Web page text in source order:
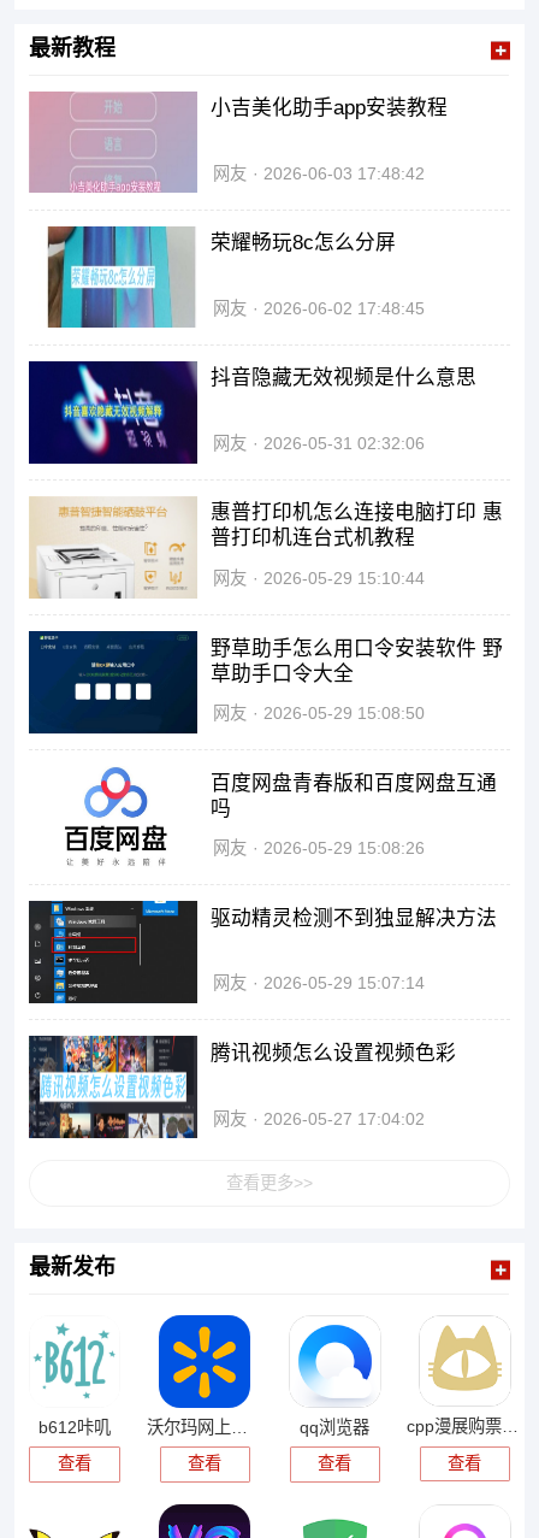
最新教程
小吉美化助手app安装教程
网友 2026-06-03 17:48:42
荣耀畅玩8c怎么分屏
网友 2026-06-02 17:48:45
抖音隐藏无效视频是什么意思
网友 2026-05-31 02:32:06
惠普打印机怎么连接电脑打印 惠
普打印机连台式机教程
网友 2026-05-29 15:10:44
野草助手怎么用口令安装软件 野
草助手口令大全
网友 2026-05-29 15:08:50
百度网盘青春版和百度网盘互通
吗
网友 2026-05-29 15:08:26
驱动精灵检测不到独显解决方法
网友 2026-05-29 15:07:14
腾讯视频怎么设置视频色彩
网友 2026-05-27 17:04:02
查看更多>>
最新发布
b612咔叽
查看
查看
qq浏览器
查看
cpp漫展购票app
查看